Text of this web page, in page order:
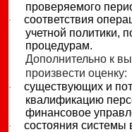
проверяемого
·
соответствия
учетной политики,
процедурам.
Дополнительно к
произвести оценку:
·
существующих и
квалификацию
финансовое
· состояния системы